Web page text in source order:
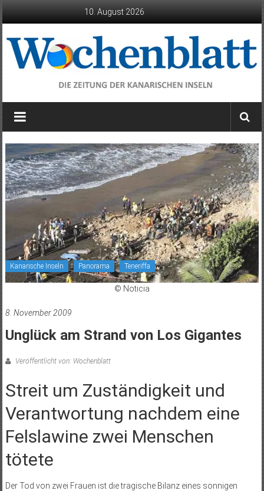
10. August 2026
Wochenblatt
die
der
Kanarischen
Inseln
Kanarische Inseln Panorama Teneriffa
© Noticia
8. November 2009
Unglück am Strand von Los Gigantes
Veröffentlicht von: Wochenblatt
Streit um Zuständigkeit und
Verantwortung nachdem eine
Felslawine zwei Menschen
tötete
Der Tod von zwei Frauen ist die tragische Bilanz eines sonnigen